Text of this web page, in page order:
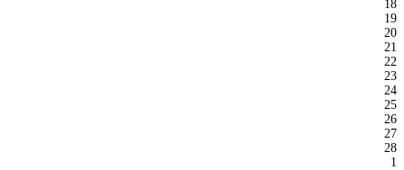
18
19
20
21
22
23
24
25
26
27
28
1